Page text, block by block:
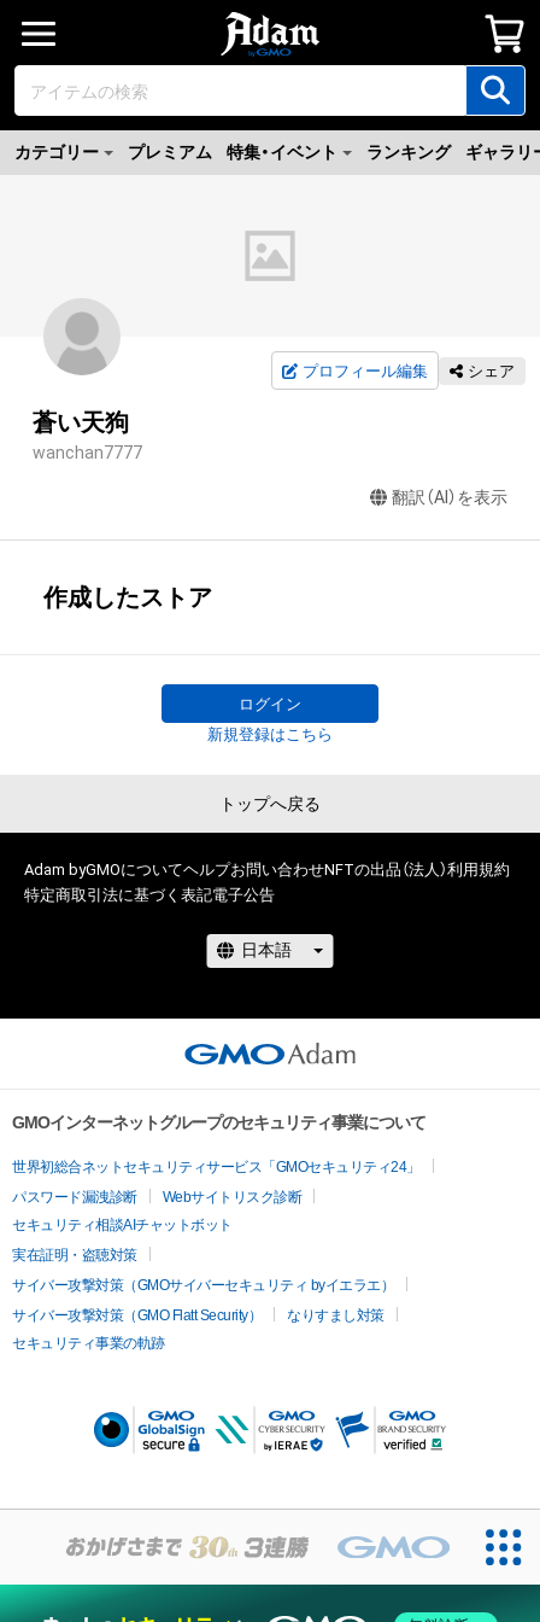
カテゴリー プレミアム 特集・イベント ランキング ギャラリ
プロフィール編集 シェア
蒼い天狗
wanchan7777
翻訳（AI）を表示
作成したストア
ログイン
新規登録はこちら
トップへ戻る
Adam byGMOについてヘルプお問い合わせNFTの出品（法人）利用規約
特定商取引法に基づく表記電子公告
GMOインターネットグループのセキュリティ事業について
世界初総合ネットセキュリティサービス「GMOセキュリティ24」
パスワード漏洩診断
Webサイトリスク診断
セキュリティ相談AIチャットボット
実在証明・盗聴対策
サイバー攻撃対策（GMOサイバーセキュリティ byイエラエ）
サイバー攻撃対策（GMO Flatt Security）
なりすまし対策
セキュリティ事業の軌跡